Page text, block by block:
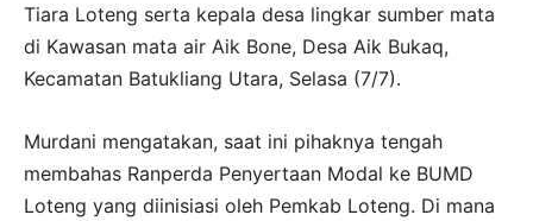
Tiara Loteng serta kepala desa lingkar sumber mata
di Kawasan mata air Aik Bone, Desa Aik Bukaq,
Kecamatan Batukliang Utara, Selasa (7/7).
Murdani mengatakan, saat ini pihaknya tengah
membahas Ranperda Penyertaan Modal ke BUMD
Loteng yang diinisiasi oleh Pemkab Loteng. Di mana